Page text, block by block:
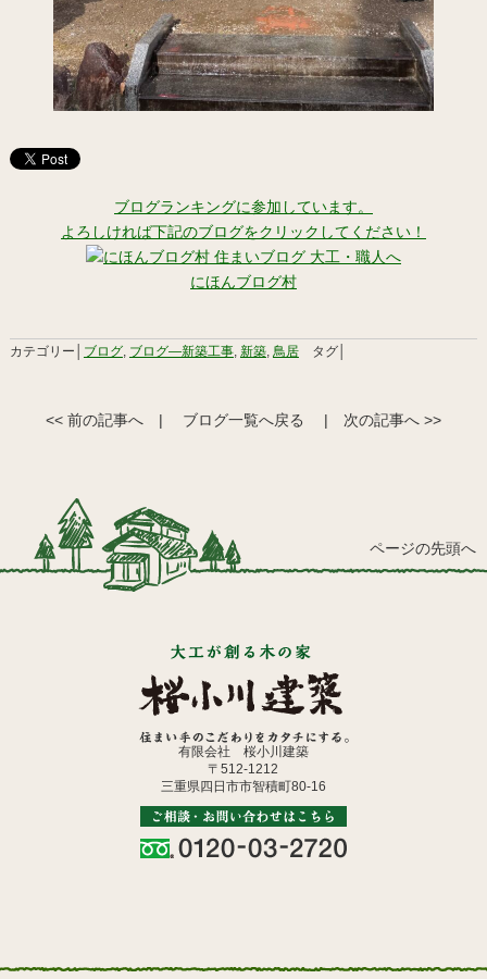
ブログランキングに参加しています。
よろしければ下記のブログをクリックしてください！
にほんブログ村
カテゴリー│ ブログ, ブログ―新築工事, 新築, 鳥居タグ│
<< 前の記事へ | ブログ一覧へ戻る | 次の記事へ >>
ページの先頭へ
有限会社 桜小川建築
〒512-1212
三重県四日市市智積町80-16